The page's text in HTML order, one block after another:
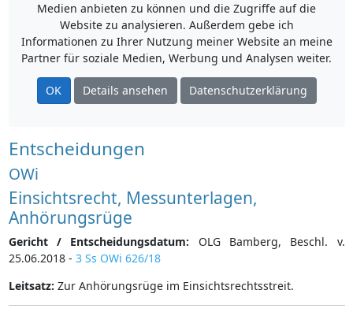
Medien anbieten zu können und die Zugriffe auf die
Website zu analysieren. Außerdem gebe ich
Informationen zu Ihrer Nutzung meiner Website an meine
Partner für soziale Medien, Werbung und Analysen weiter.
OK Details ansehen Datenschutzerklärung
Entscheidungen
OWi
Einsichtsrecht, Messunterlagen,
Anhörungsrüge
Gericht / Entscheidungsdatum: OLG Bamberg, Beschl. v.
25.06.2018 - 3 Ss OWi 626/18
Leitsatz: Zur Anhörungsrüge im Einsichtsrechtsstreit.